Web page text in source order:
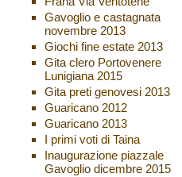
Gavoglio e castagnata
novembre 2013
Giochi fine estate 2013
Gita clero Portovenere
Lunigiana 2015
Gita preti genovesi 2013
Guaricano 2012
Guaricano 2013
I primi voti di Taina
Inaugurazione piazzale
Gavoglio dicembre 2015